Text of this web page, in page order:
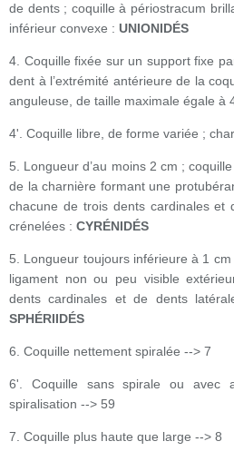
de dents ; coquille à périostracum
inférieur convexe : UNIONIDÉS
4. Coquille fixée sur un support fixe
dent à l’extrémité antérieure de la
anguleuse, de taille maximale égale à
4'. Coquille libre, de forme variée ;
5. Longueur d’au moins 2 cm ;
de la charnière formant une
chacune de trois dents cardinales et
crénelées : CYRÉNIDÉS
5. Longueur toujours inférieure à 1
ligament non ou peu visible
dents cardinales et de dents
SPHÉRIIDÉS
6. Coquille nettement spiralée --> 7
6'. Coquille sans spirale ou avec
spiralisation --> 59
7. Coquille plus haute que large --> 8